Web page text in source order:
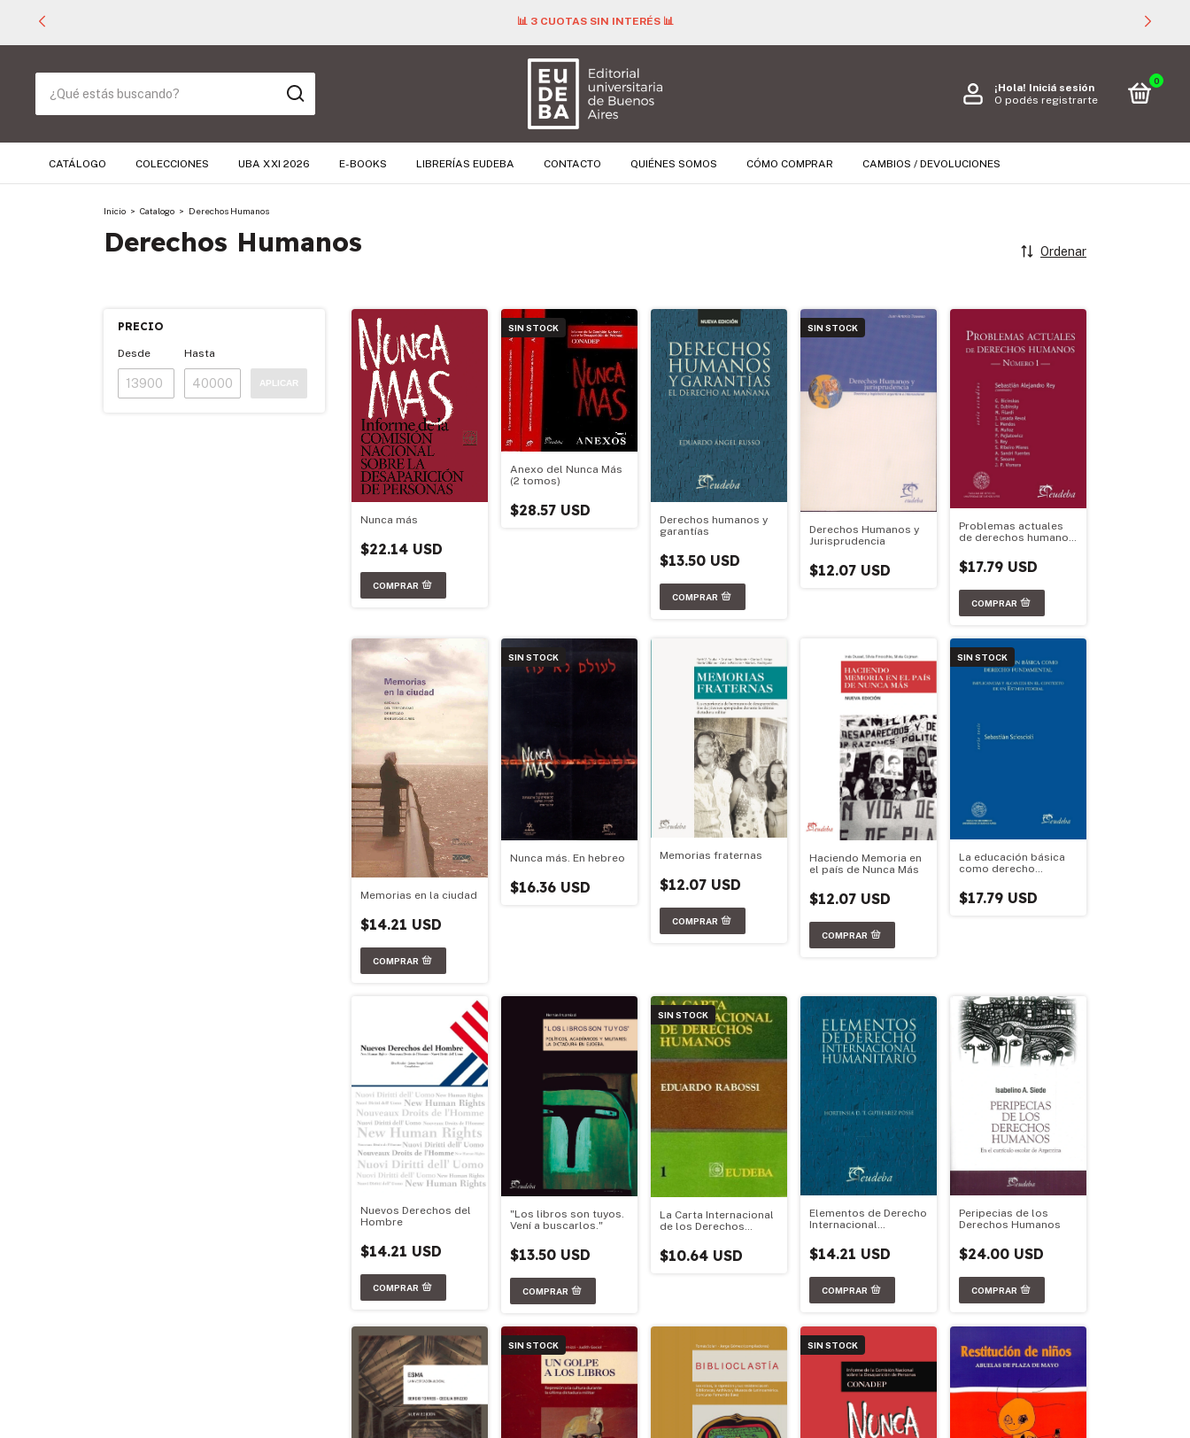
📊 3 CUOTAS SIN INTERÉS 📊
¡Hola! Iniciá sesión
O podés registrarte
0
CATÁLOGO COLECCIONES UBA XXI 2026 E-BOOKS LIBRERÍAS EUDEBA CONTACTO QUIÉNES SOMOS CÓMO COMPRAR CAMBIOS / DEVOLUCIONES
Inicio > Catalogo > Derechos Humanos
Derechos Humanos Ordenar
PRECIO
Desde Hasta
APLICAR
Nunca más
$22.14 USD
SIN STOCK
Anexo del Nunca Más
(2 tomos)
$28.57 USD
Derechos humanos y
garantías
$13.50 USD
SIN STOCK
Derechos Humanos y
Jurisprudencia
$12.07 USD
Problemas actuales
de derechos humanos.
$17.79 USD
Memorias en la ciudad
$14.21 USD
SIN STOCK
Nunca más. En hebreo
$16.36 USD
Memorias fraternas
$12.07 USD
Haciendo Memoria en
el país de Nunca Más
$12.07 USD
SIN STOCK
La educación básica
como derecho
$17.79 USD
Nuevos Derechos del
Hombre
$14.21 USD
"Los libros son tuyos.
Vení a buscarlos."
$13.50 USD
SIN STOCK
La Carta Internacional
de los Derechos
$10.64 USD
Elementos de Derecho
Internacional
$14.21 USD
Peripecias de los
Derechos Humanos
$24.00 USD
SIN STOCK SIN STOCK